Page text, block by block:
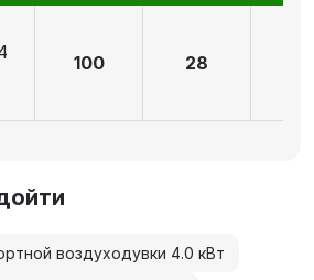
100 28
воздуходувки 4.0 кВт